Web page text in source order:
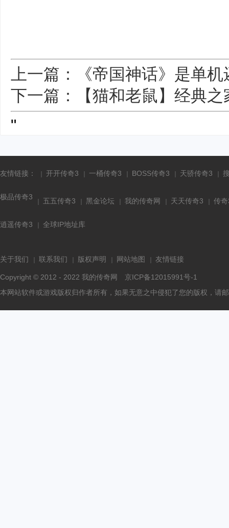
上一篇：《帝国神话》是单
下一篇：【猫和老鼠】经典之
"
友情链接： 开开传奇3 一桶传奇3 BOSS传奇3 天骄传奇3
极品传奇3 五五传奇3 黑金论坛 我的传奇网 天天传奇3 传
逍遥传奇3 全球IP地址库
关于我们 联系我们 版权声明 网站地图 友情链接
Copyright © 2012 - 2022 我的传奇网
京ICP备12015991号-1
本网站软件或游戏版权归作者所有，如果无意之中侵犯了您的版权，请